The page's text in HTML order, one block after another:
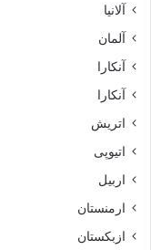
آلانیا
آلمان
آنکارا
آنکارا
اتریش
اتیوپی
اربیل
ارمنستان
ازبکستان